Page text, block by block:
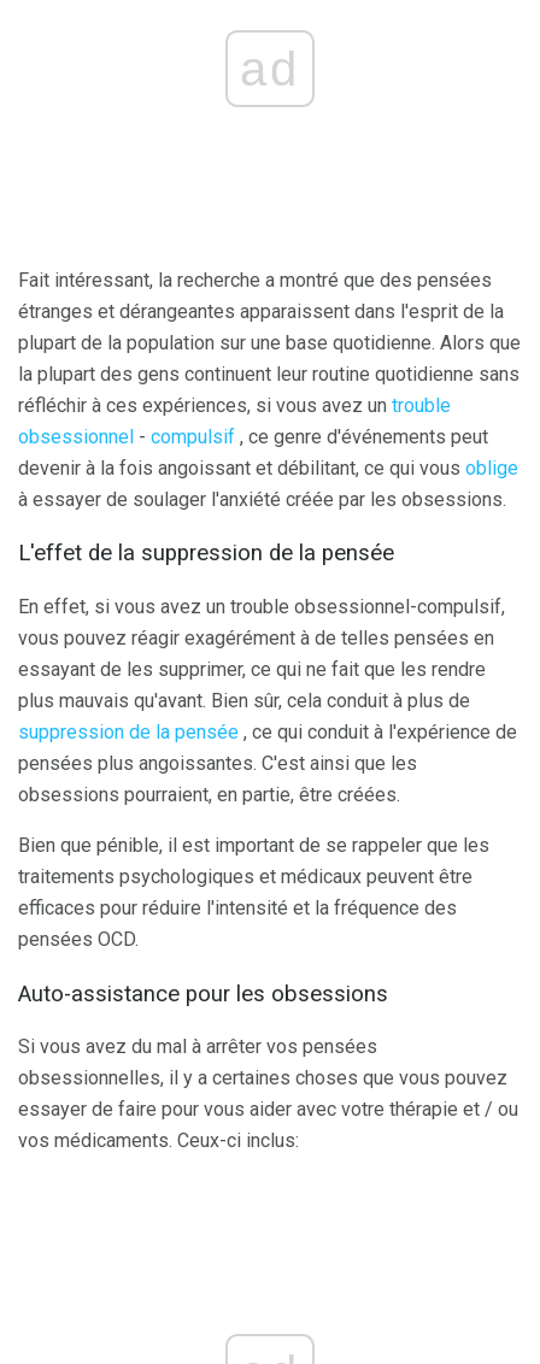
ad
Fait intéressant, la recherche a montré que des pensées
étranges et dérangeantes apparaissent dans l'esprit de la
plupart de la population sur une base quotidienne. Alors que
la plupart des gens continuent leur routine quotidienne sans
réfléchir à ces expériences, si vous avez un trouble
obsessionnel - compulsif , ce genre d'événements peut
devenir à la fois angoissant et débilitant, ce qui vous oblige
à essayer de soulager l'anxiété créée par les obsessions.
L'effet de la suppression de la pensée
En effet, si vous avez un trouble obsessionnel-compulsif,
vous pouvez réagir exagérément à de telles pensées en
essayant de les supprimer, ce qui ne fait que les rendre
plus mauvais qu'avant. Bien sûr, cela conduit à plus de
suppression de la pensée , ce qui conduit à l'expérience de
pensées plus angoissantes. C'est ainsi que les
obsessions pourraient, en partie, être créées.
Bien que pénible, il est important de se rappeler que les
traitements psychologiques et médicaux peuvent être
efficaces pour réduire l'intensité et la fréquence des
pensées OCD.
Auto-assistance pour les obsessions
Si vous avez du mal à arrêter vos pensées
obsessionnelles, il y a certaines choses que vous pouvez
essayer de faire pour vous aider avec votre thérapie et / ou
vos médicaments. Ceux-ci inclus: